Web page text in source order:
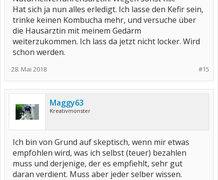
Hat sich ja nun alles erledigt. Ich lasse den Kefir sein,
trinke keinen Kombucha mehr, und versuche über
die Hausärztin mit meinem Gedärm
weiterzukommen. Ich lass da jetzt nicht locker. Wird
schon werden.
#15
28. Mai 2018
Maggy63
Kreativmonster
Ich bin von Grund auf skeptisch, wenn mir etwas
empfohlen wird, was ich selbst (teuer) bezahlen
muss und derjenige, der es empfiehlt, sehr gut
daran verdient. Muss aber jeder selber wissen.